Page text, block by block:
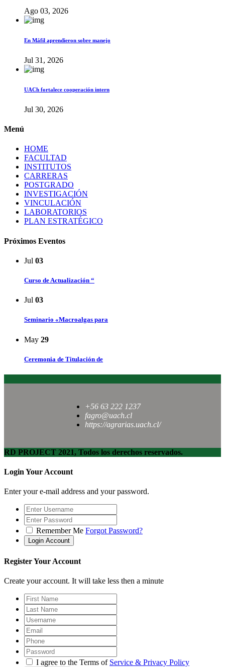
Ago 03, 2026
En Máfil aprendieron sobre manejo
Jul 31, 2026
UACh fortalece cooperación intern
Jul 30, 2026
Menú
HOME
FACULTAD
INSTITUTOS
CARRERAS
POSTGRADO
INVESTIGACIÓN
VINCULACIÓN
LABORATORIOS
PLAN ESTRATÉGICO
Próximos Eventos
Jul 03
Curso de Actualización “
Jul 03
Seminario «Macroalgas para
May 29
Ceremonia de Titulación de
+56 63 222 1237
fagro@uach.cl
https://agrarias.uach.cl/
RD PROJECT 2021, Todos los derechos reservados.
Login Your Account
Enter your e-mail address and your password.
Remember Me Forgot Password?
Register Your Account
Create your account. It will take less then a minute
I agree to the Terms of Service & Privacy Policy